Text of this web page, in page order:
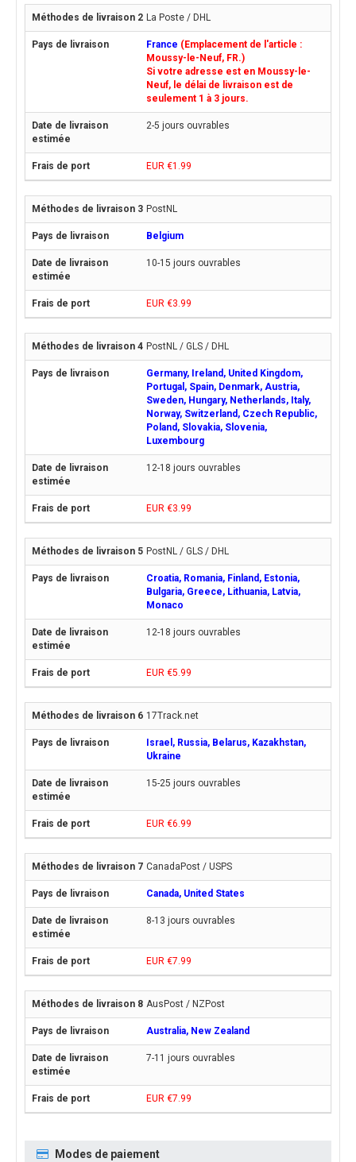
La Poste / DHL
France (Emplacement de l'article :
Moussy-le-Neuf, FR.)
Si votre adresse est en Moussy-le-
Neuf, le délai de livraison est de
seulement 1 à 3 jours.
2-5 jours ouvrables
EUR €1.99
PostNL
Belgium
10-15 jours ouvrables
EUR €3.99
PostNL / GLS / DHL
Germany, Ireland, United Kingdom,
Portugal, Spain, Denmark, Austria,
Sweden, Hungary, Netherlands, Italy,
Norway, Switzerland, Czech Republic,
Poland, Slovakia, Slovenia,
Luxembourg
12-18 jours ouvrables
EUR €3.99
PostNL / GLS / DHL
Croatia, Romania, Finland, Estonia,
Bulgaria, Greece, Lithuania, Latvia,
Monaco
12-18 jours ouvrables
EUR €5.99
17Track.net
Israel, Russia, Belarus, Kazakhstan,
Ukraine
15-25 jours ouvrables
EUR €6.99
CanadaPost / USPS
Canada, United States
8-13 jours ouvrables
EUR €7.99
AusPost / NZPost
Australia, New Zealand
7-11 jours ouvrables
EUR €7.99
Modes de paiement